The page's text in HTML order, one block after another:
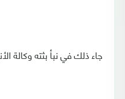
جاء ذلك في نبأ بثته وكالة